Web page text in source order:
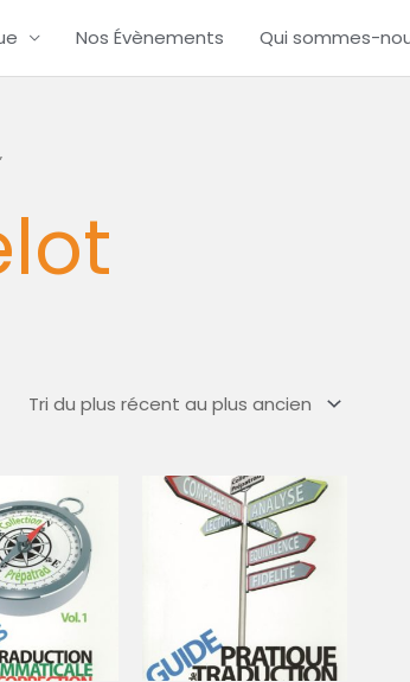
Nos Évènements Qui sommes-